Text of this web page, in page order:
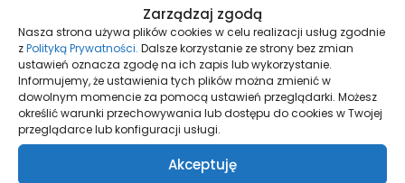
Zarządzaj zgodą
Nasza strona używa plików cookies w celu realizacji usług zgodnie
zPolityką Prywatności. Dalsze korzystanie ze strony bez zmian
ustawień oznacza zgodę na ich zapis lub wykorzystanie.
Informujemy, że ustawienia tych plików można zmienić w
dowolnym momencie za pomocą ustawień przeglądarki. Możesz
określić warunki przechowywania lub dostępu do cookies w Twojej
przeglądarce lub konfiguracji usługi.
Akceptuję